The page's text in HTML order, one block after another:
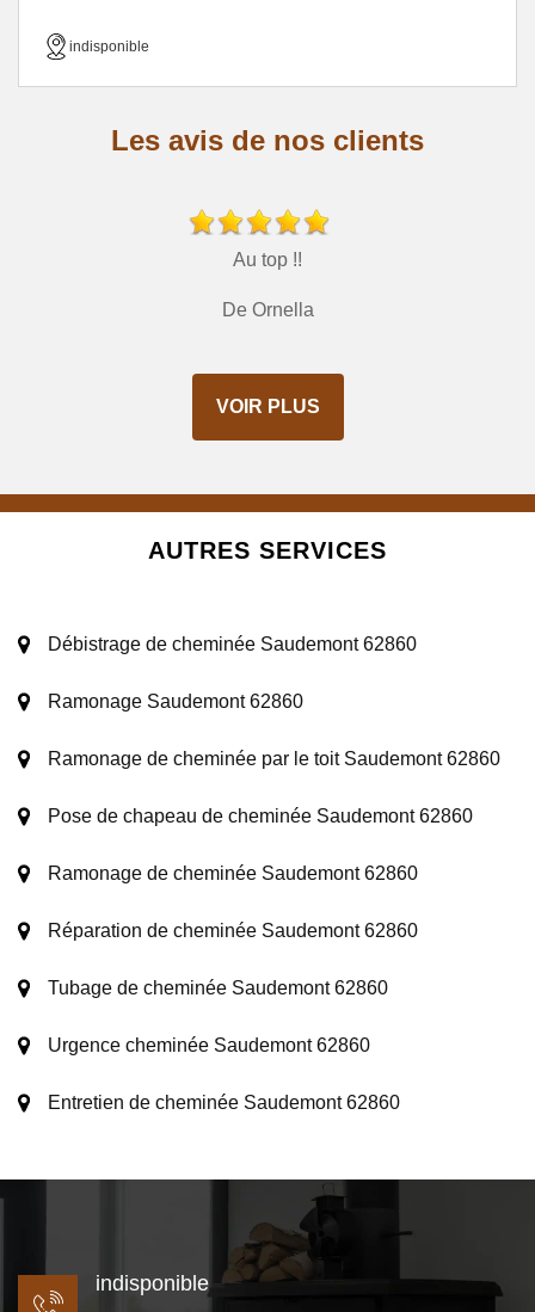
indisponible
Les avis de nos clients
Au top !!
De Ornella
VOIR PLUS
AUTRES SERVICES
Débistrage de cheminée Saudemont 62860
Ramonage Saudemont 62860
Ramonage de cheminée par le toit Saudemont 62860
Pose de chapeau de cheminée Saudemont 62860
Ramonage de cheminée Saudemont 62860
Réparation de cheminée Saudemont 62860
Tubage de cheminée Saudemont 62860
Urgence cheminée Saudemont 62860
Entretien de cheminée Saudemont 62860
indisponible